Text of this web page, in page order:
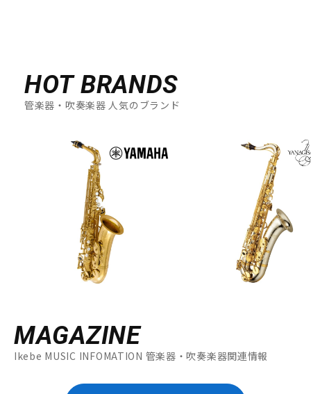
HOT BRANDS
管楽器・吹奏楽器 人気のブランド
MAGAZINE
Ikebe MUSIC INFOMATION 管楽器・吹奏楽器関連情報